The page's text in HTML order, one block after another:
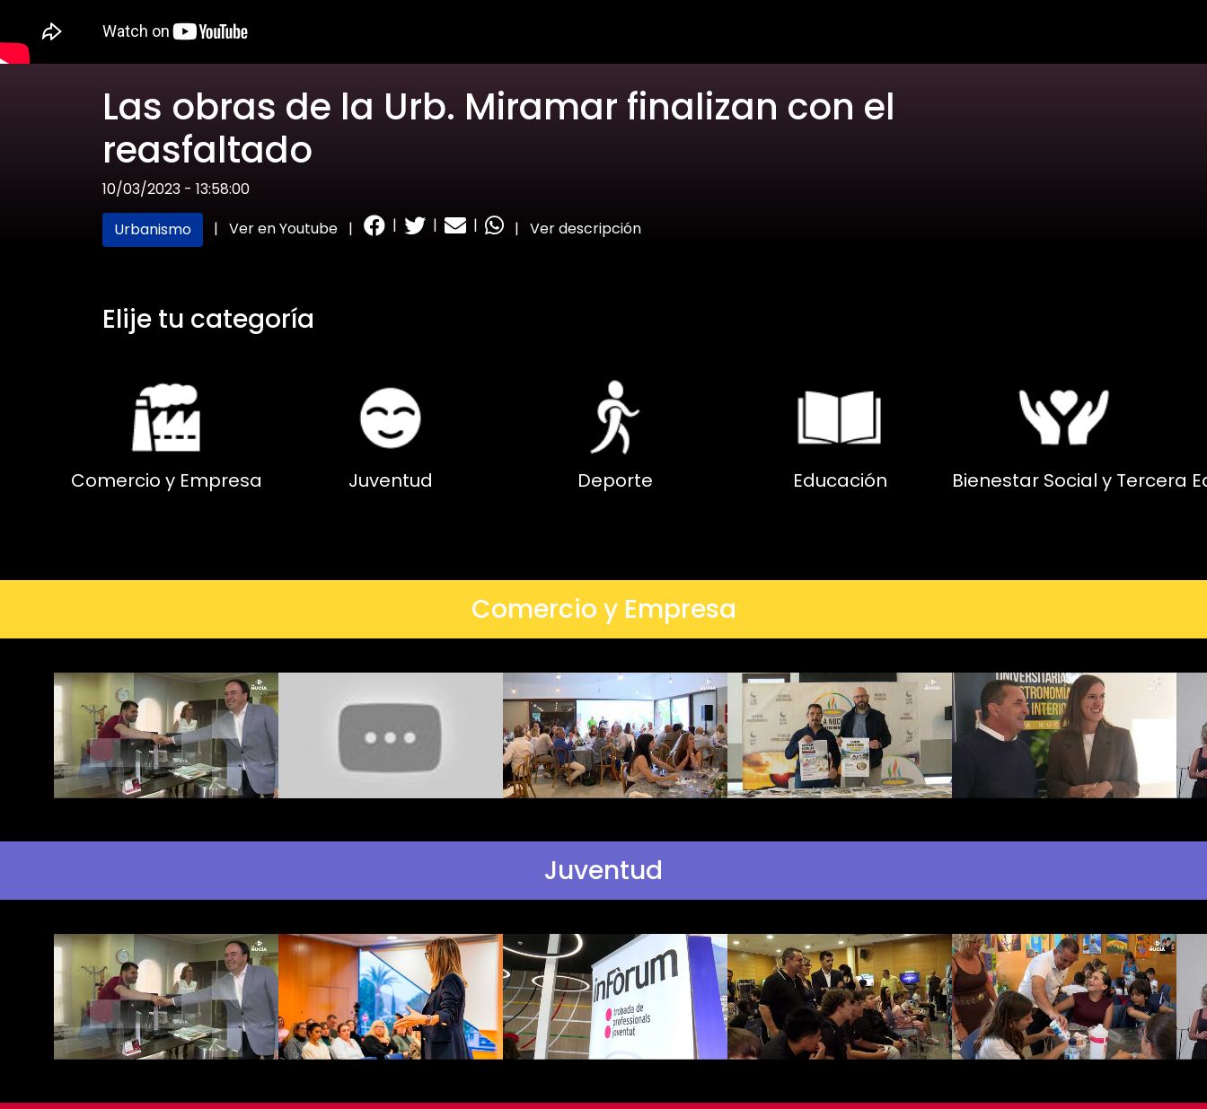
Las obras de la Urb. Miramar finalizan con el
reasfaltado
10/03/2023 - 13:58:00
Urbanismo
| Ver en Youtube | | | | | Ver descripción
Elije tu categoría
Comercio y Empresa Juventud Deporte Educación Bienestar Social y Tercera
Comercio y Empresa
Juventud